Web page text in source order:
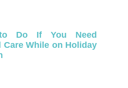
Do If You Need
Care While on Holiday